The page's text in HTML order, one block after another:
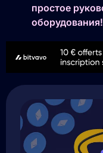
простое
оборудования!